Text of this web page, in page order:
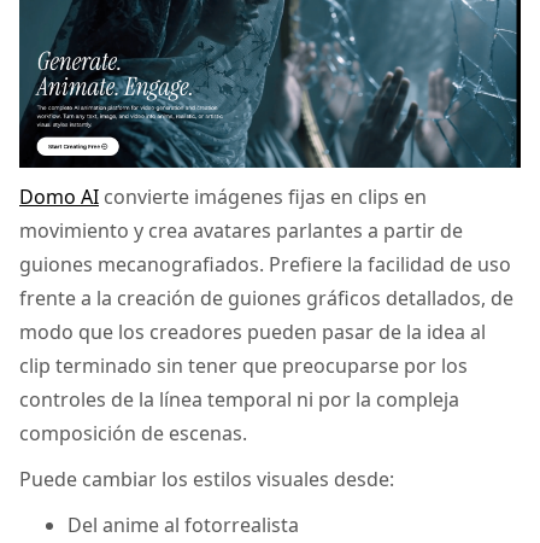
Domo AI convierte imágenes fijas en clips en
movimiento y crea avatares parlantes a partir de
guiones mecanografiados. Prefiere la facilidad de uso
frente a la creación de guiones gráficos detallados, de
modo que los creadores pueden pasar de la idea al
clip terminado sin tener que preocuparse por los
controles de la línea temporal ni por la compleja
composición de escenas.
Puede cambiar los estilos visuales desde:
Del anime al fotorrealista